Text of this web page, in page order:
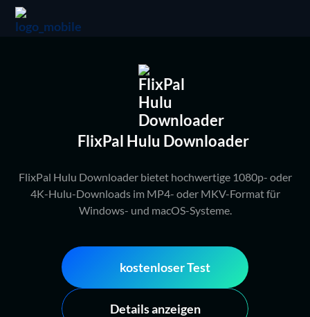
FlixPal Hulu Downloader
FlixPal Hulu Downloader bietet hochwertige 1080p- oder
4K-Hulu-Downloads im MP4- oder MKV-Format für
Windows- und macOS-Systeme.
kostenloser Test
Details anzeigen